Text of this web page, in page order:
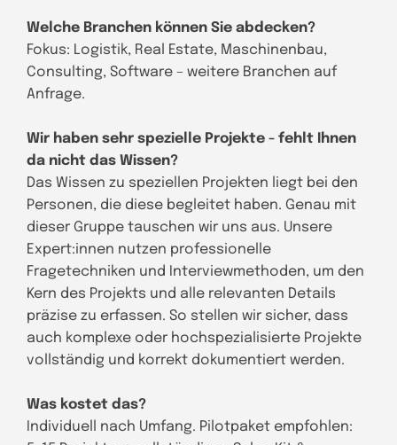
Welche Branchen können Sie abdecken?
Fokus: Logistik, Real Estate, Maschinenbau,
Consulting, Software – weitere Branchen auf
Anfrage.
Wir haben sehr spezielle Projekte - fehlt Ihnen
da nicht das Wissen?
Das Wissen zu speziellen Projekten liegt bei den
Personen, die diese begleitet haben. Genau mit
dieser Gruppe tauschen wir uns aus. Unsere
Expert:innen nutzen professionelle
Fragetechniken und Interviewmethoden, um den
Kern des Projekts und alle relevanten Details
präzise zu erfassen. So stellen wir sicher, dass
auch komplexe oder hochspezialisierte Projekte
vollständig und korrekt dokumentiert werden.
Was kostet das?
Individuell nach Umfang. Pilotpaket empfohlen: